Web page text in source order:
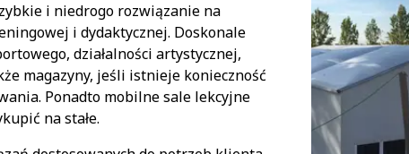
i niedrogo rozwiązanie na
i dydaktycznej. Doskonale
działalności artystycznej,
magazyny, jeśli istnieje konieczność
Ponadto mobilne sale lekcyjne
na stałe.